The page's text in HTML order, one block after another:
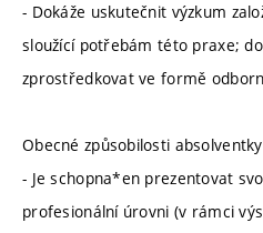
- Dokáže uskutečnit výzkum
sloužící potřebám této praxe;
zprostředkovat ve formě
Obecné způsobilosti
- Je schopna*en prezentovat
profesionální úrovni (v rámci